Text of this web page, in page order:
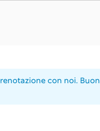
con noi. Buon